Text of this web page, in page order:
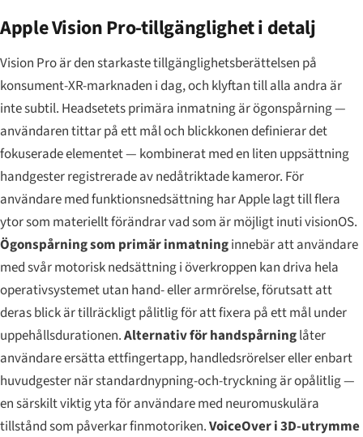
Apple Vision Pro-tillgänglighet i detalj
Vision Pro är den starkaste tillgänglighetsberättelsen på
konsument-XR-marknaden i dag, och klyftan till alla andra är
inte subtil. Headsetets primära inmatning är ögonspårning —
användaren tittar på ett mål och blickkonen definierar det
fokuserade elementet — kombinerat med en liten uppsättning
handgester registrerade av nedåtriktade kameror. För
användare med funktionsnedsättning har Apple lagt till flera
ytor som materiellt förändrar vad som är möjligt inuti visionOS.
Ögonspårning som primär inmatninginnebär att användare
med svår motorisk nedsättning i överkroppen kan driva hela
operativsystemet utan hand- eller armrörelse, förutsatt att
deras blick är tillräckligt pålitlig för att fixera på ett mål under
uppehållsdurationen.Alternativ för handspårninglåter
användare ersätta ettfingertapp, handledsrörelser eller enbart
huvudgester när standardnypning-och-tryckning är opålitlig —
en särskilt viktig yta för användare med neuromuskulära
tillstånd som påverkar finmotoriken.VoiceOver i 3D-utrymme